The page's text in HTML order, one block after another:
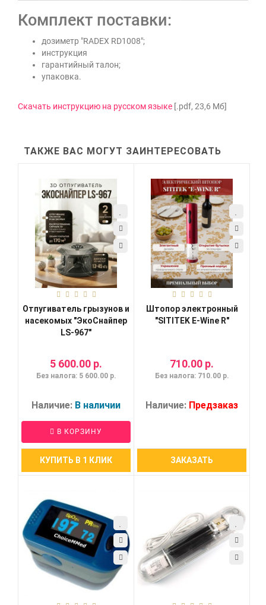
Комплект поставки:
дозиметр "RADEX RD1008";
инструкция
гарантийный талон;
упаковка.
Скачать инструкцию на русском языке [.pdf, 23,6 Мб]
ТАКЖЕ ВАС МОГУТ ЗАИНТЕРЕСОВАТЬ
Отпугиватель грызунов и
насекомых "ЭкоСнайпер
LS-967"
5 600.00 р.
Без налога: 5 600.00 р.
Наличие: В наличии
В КОРЗИНУ
КУПИТЬ В 1 КЛИК
Штопор электронный
"SITITEK E-Wine R"
710.00 р.
Без налога: 710.00 р.
Наличие: Предзаказ
ЗАКАЗАТЬ